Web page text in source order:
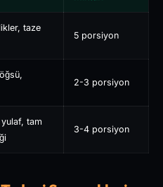
taze
5 porsiyon
2-3 porsiyon
tam
3-4 porsiyon